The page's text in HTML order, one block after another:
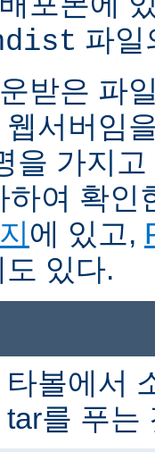
파일
받은 파
서버임
을 가지
하여 확인
에 있고,
있다.
볼에서
를 푸는